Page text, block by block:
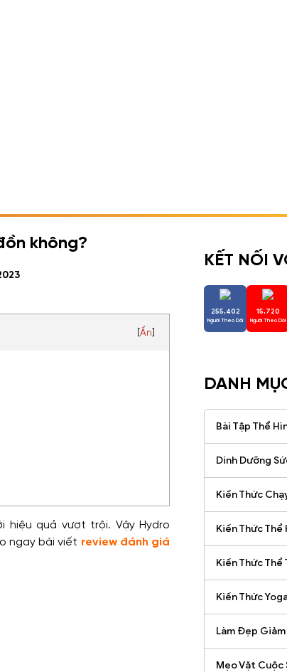
không?
Ẩn
hiệu quả vượt trội. Vậy Hydro
ngay bài viết review đánh giá
KẾT NỐI
255,402
Người Theo Dõi
15,720
Người Theo Dõi
DANH
Bài Tập Thể
Dinh Dưỡng
Kiến Thức
Kiến Thức Thể
Kiến Thức Thể
Kiến Thức
Làm Đẹp
Mẹo Vặt Cuộc